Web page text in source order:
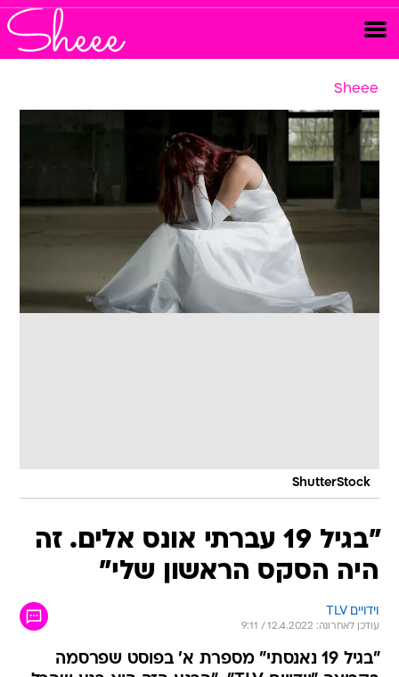
Sheee
ShutterStock
"בגיל 19 עברתי אונס אלים. זה
היה הסקס הראשון שלי"
וידויים TLV
עודכן לאחרונה: 12.4.2022 / 9:11
"בגיל 19 נאנסתי" מספרת א' בפוסט שפרסמה